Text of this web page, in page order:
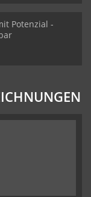
Potenzial -